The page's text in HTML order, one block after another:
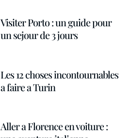
Visiter Porto : un guide pour
un sejour de 3 jours
Les 12 choses incontournables
a faire a Turin
Aller a Florence en voiture :